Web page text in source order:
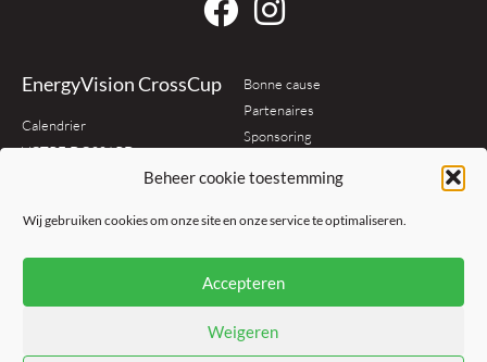
Beheer cookie toestemming
Wij gebruiken cookies om onze site en onze service te optimaliseren.
Accepteren
Weigeren
EnergyVision CrossCup
Calendrier
VOTRE DOSSARD
Bonne cause
Partenaires
Sponsoring
Contact
Conditions générales
Cookie policy